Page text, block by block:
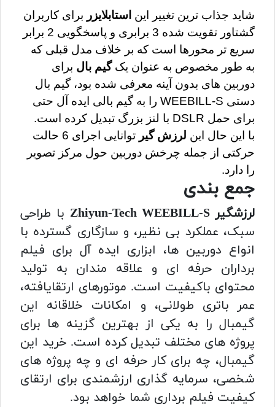
شاید جذاب ترین تغییر این استابلایزر
به طور مخصوص به عنوان یک گیم بال
برای حمل DSLR با لنز بزرگ تبدیل کرده است.
با این حال این لرزش گیر
را دارد.
جمع بندی
لرزشگیر Zhiyun-Tech WEEBILL-S
با طراحی
سبک، عملکرد بی نظیر، و سازگاری گسترده با
انواع دوربین ها، ابزاری ایده آل برای فیلم
برداران حرفه ای و علاقه مندان به تولید
محتوای باکیفیت است. موتورهای ارتقایافته،
عمر باتری طولانی، و امکانات خلاقانه این
گیمبال را به یکی از بهترین گزینه ها برای
پروژه های مختلف تبدیل کرده است. خرید این
گیمبال، چه برای کار حرفه ای و چه پروژه های
شخصی، سرمایه گذاری ارزشمندی برای ارتقای
کیفیت فیلم برداری شما خواهد بود.